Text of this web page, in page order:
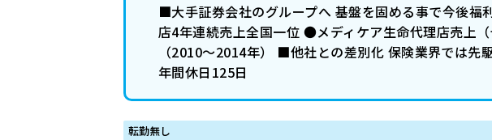
■大手証券会社のグループへ 基盤を固める事で今後
店4年連続売上全国一位 ●メディケア生命代理店売上
（2010〜2014年） ■他社との差別化 保険業界では
年間休日125日
転勤無し